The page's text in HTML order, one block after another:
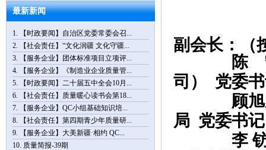
种植技术规程》... [2026-07-06]
习近平：在庆祝中国共产党成立105周年大
会上的讲话 [2026-07-02]
关于批准发布《场站电气运行方式切换便
携式辅助装置技... [2026-06-17]
【通知公告】关于举办第十四届品牌故事
大赛（乌鲁木齐... [2026-05-26]
关于举办第十四届品牌故事大赛（乌鲁木
齐赛区）暨第八... [2026-04-14]
【时政要闻】习近平：树立和践行正确政
绩观 [2026-04-01]
最新新闻
1.
【时政要闻】自治区党委常委会召...
2.
【社会责任】“文化润疆 文化守疆...
3.
【服务企业】团体标准项目立项评...
4.
【服务企业】《制造业企业质量管...
5.
【时政要闻】二十届五中全会10月...
6.
【社会责任】质量暖心读书会第18...
7.
【服务企业】QC小组基础知识培...
8.
【社会责任】第四期青少年质量研...
9.
【服务企业】大美新疆·相约 QC...
10. 质量简报-39期
副会长 ：（
陈
司） 党委
顾旭
局 党委书
李